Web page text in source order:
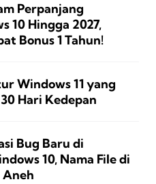
Perpanjang
10 Hingga 2027,
Bonus 1 Tahun!
Windows 11 yang
Hari Kedepan
Bug Baru di
10, Nama File di
Aneh